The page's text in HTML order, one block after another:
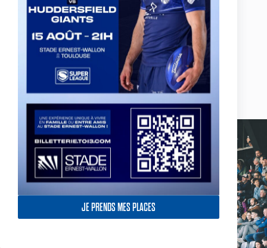
JE PRENDS MES PLACES
Actualités, nouveautés,
billetterie, remises